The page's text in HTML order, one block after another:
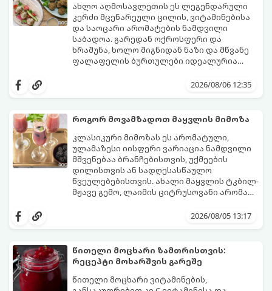
ახლო აღმოსავლეთის ეს ლეგენდარული
კერძი მცენარეული ცილის, ვიტამინებისა
და საოცარი არომატების ნამდვილი
საბადოა. გარედან ოქროსფერი და
ხრაშუნა, ხოლო შიგნიდან ნაზი და მწვანე
ფალაფელის ბურთულები იდეალურია
სალათებთან ერთად ან ტახინის (სესამის)
მდგომარეობს, რომ გამოიყენება
შეწვისას ფორმა იდეალურად შეინარჩუნოს
და არ დაიშალოს.
მომზადების დრო: 20 წუთი (დამატებით
მუხუდოს ჩალბობის დრო: 12-24 საათი)
შეწვის დრო: 10–15 წუთი ულუფა: 20–24 ცალი
ბურთულა (4–6 პორცია)
2026/08/06 12:35
როგორ მოვამზადოთ მაყვლის მიმოზა
კლასიკური მიმოზას ეს არომატული,
ულამაზესი იისფერი ვარიაცია ნამდვილი
მშვენებაა ბრანჩებისთვის, უქმეების
დილისთვის ან სადღესასწაულო
წვეულებებისთვის. ახალი მაყვლის ტკბილ-
მჟავე გემო, ლაიმის ციტრუსოვანი არომატი
საოცრად დახვეწილ და მაგრილებელ
და მის მომზადებას მინიმალური
პორცია
2026/08/05 13:17
წითელი მოცხარი ზამთრისთვის:
რეცეპტი მოხარშვის გარეშე
წითელი მოცხარი ვიტამინების,